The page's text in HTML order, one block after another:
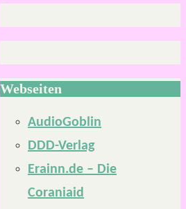
Webseiten
AudioGoblin
DDD-Verlag
Erainn.de – Die
Coraniaid